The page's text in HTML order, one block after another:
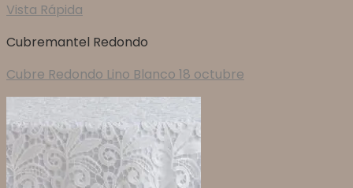
Vista Rápida
Cubremantel Redondo
Cubre Redondo Lino Blanco 18 octubre